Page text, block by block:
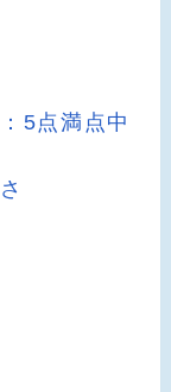
5点満点中